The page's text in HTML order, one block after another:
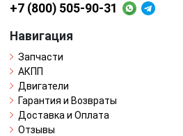
+7 (800) 505-90-31
Навигация
Запчасти
АКПП
Двигатели
Гарантия и Возвраты
Доставка и Оплата
Отзывы